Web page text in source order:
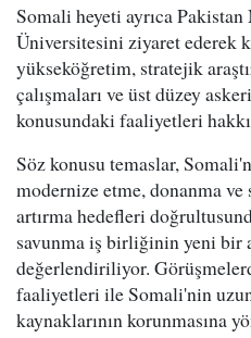
Somali heyeti ayrıca
Üniversitesini ziyaret ederek
yükseköğretim, stratejik
çalışmaları ve üst düzey
konusundaki faaliyetleri
Söz konusu temaslar,
modernize etme, donanma
artırma hedefleri
savunma iş birliğinin yeni bir
değerlendiriliyor.
faaliyetleri ile Somali'nin
kaynaklarının korunmasına